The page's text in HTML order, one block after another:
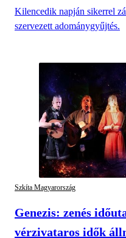
Kilencedik napján sikerrel
szervezett adománygyűjtés.
Szkíta Magyarország
Genezis: zenés
vérzivataros idők